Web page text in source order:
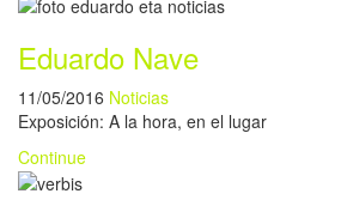
Eduardo Nave
11/05/2016 Noticias
Exposición: A la hora, en el lugar
Continue